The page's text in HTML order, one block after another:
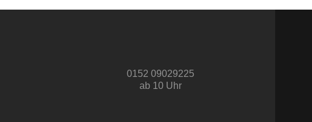
0152 09029225
ab 10 Uhr